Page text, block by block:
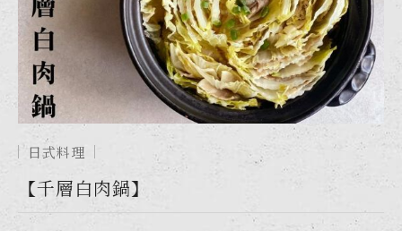
日式料理
【千層白肉鍋】